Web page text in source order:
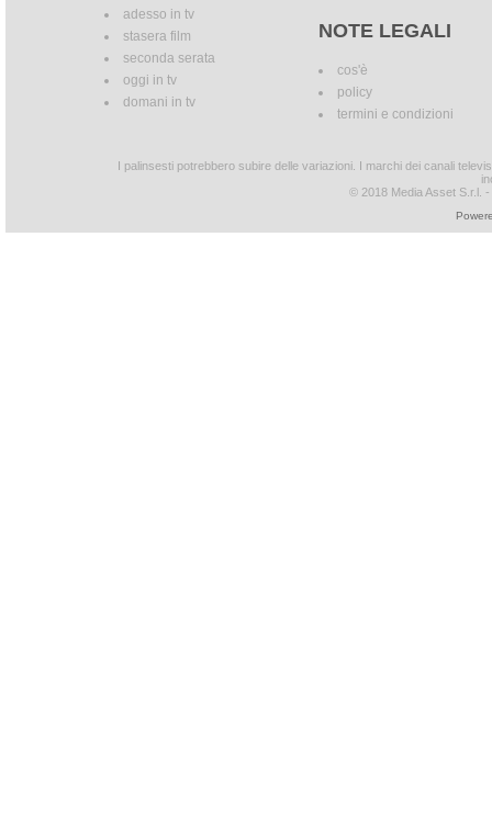
adesso in tv
stasera film
seconda serata
oggi in tv
domani in tv
NOTE LEGALI
cos'è
policy
termini e condizioni
I palinsesti potrebbero subire delle variazioni. I marchi dei canali
© 2018 Media Asset S.r.l.